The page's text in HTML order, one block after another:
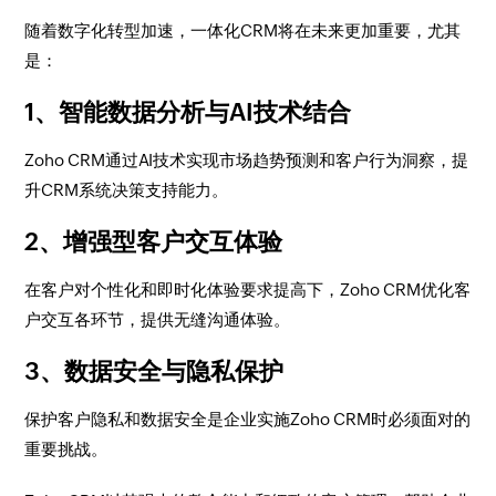
随着数字化转型加速，一体化CRM将在未来更加重要，尤其
是：
1、智能数据分析与AI技术结合
Zoho CRM通过AI技术实现市场趋势预测和客户行为洞察，提
升CRM系统决策支持能力。
2、增强型客户交互体验
在客户对个性化和即时化体验要求提高下，Zoho CRM优化客
户交互各环节，提供无缝沟通体验。
3、数据安全与隐私保护
保护客户隐私和数据安全是企业实施Zoho CRM时必须面对的
重要挑战。